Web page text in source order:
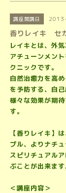
講座開講日
香りレイキ セ
レイキとは、外
アチューンメン
クニックです。
自然治癒力を高
を予防する、自
様々な効果が期
す。
【香りレイキ】
プル、よりナチ
スピリチュアル
ぶことが出来ます
＜講座内容＞